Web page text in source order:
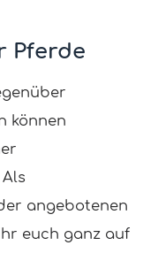
Pferde
können
angebotenen
euch ganz auf